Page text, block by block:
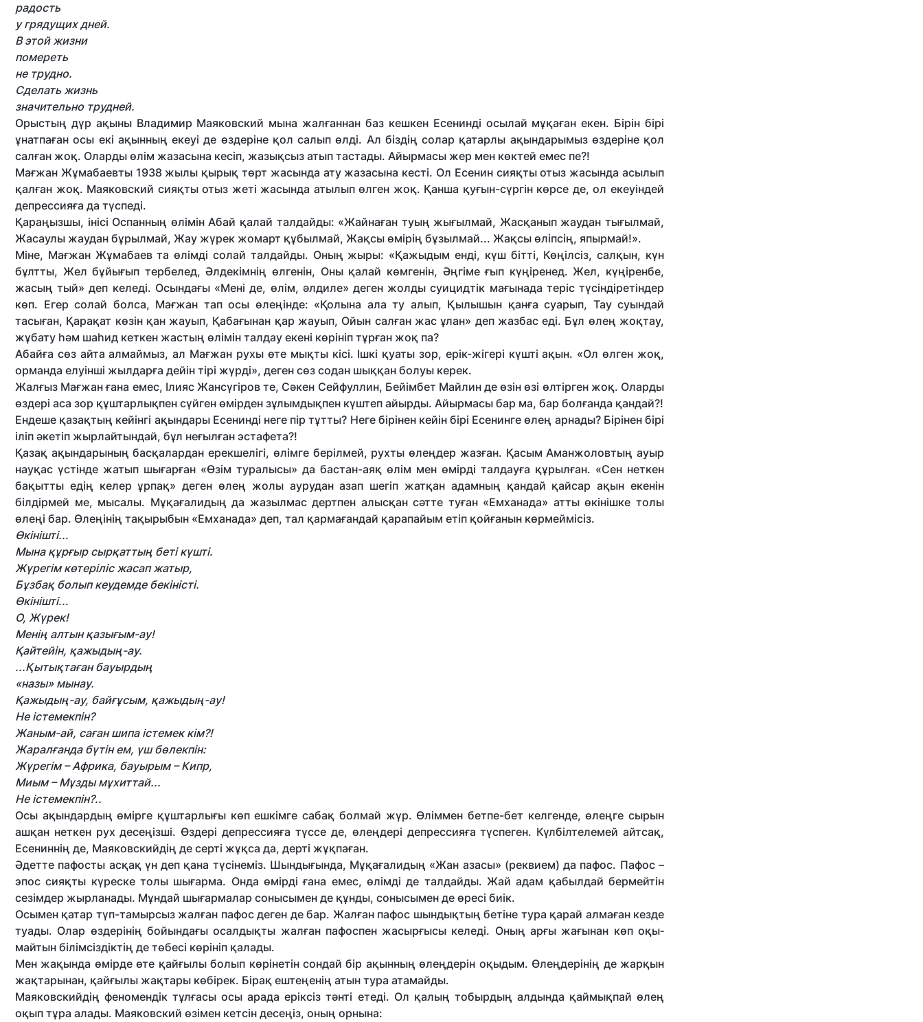
радость
у грядущих дней.
В этой жизни
помереть
не трудно.
Сделать жизнь
значительно трудней.
Орыстың дүр ақыны Владимир Мая­ковский мына жалғаннан баз кешкен Есенинді осылай мұқаған екен. Бірін бірі
ұнатпаған осы екі ақынның екеуі де өздеріне қол салып өлді. Ал біздің солар қатарлы ақындарымыз өздеріне қол
салған жоқ. Оларды өлім жазасына кесіп, жазықсыз атып тастады. Айырмасы жер мен көктей емес пе?!
Мағжан Жұмабаевты 1938 жылы қы­рық төрт жасында ату жазасына кесті. Ол Есенин сияқты отыз жасында асылып
қалған жоқ. Маяковский сияқты отыз жеті жасында атылып өлген жоқ. Қанша қуғын-сүргін көрсе де, ол екеуіндей
депрессияға да түспеді.
Қараңызшы, інісі Оспанның өлімін Абай қалай талдайды: «Жайнаған туың жығылмай, Жасқанып жаудан тығылмай,
Жасаулы жаудан бұрылмай, Жау жүрек жомарт құбылмай, Жақсы өмірің бұзыл­май... Жақсы өліпсің, япырмай!».
Міне, Мағжан Жұмабаев та өлімді солай талдайды. Оның жыры: «Қажыдым енді, күш бітті, Көңілсіз, салқын, күн
бұлтты, Жел бұйығып тербелед, Әлде­кімнің өлгенін, Оны қалай көмгенін, Әңгіме ғып күңіренед. Жел, күңіренбе,
жасың тый» деп келеді. Осындағы «Мені де, өлім, әлдиле» деген жолды суицидтік мағынада теріс түсіндіретіндер
көп. Егер солай болса, Мағжан тап осы өлеңінде: «Қолына ала ту алып, Қылышын қанға суарып, Тау суындай
тасыған, Қарақат көзін қан жауып, Қабағынан қар жауып, Ойын салған жас ұлан» деп жазбас еді. Бұл өлең жоқтау,
жұбату һәм шаһид кеткен жастың өлімін талдау екені көрініп тұр­ған жоқ па?
Абайға сөз айта алмаймыз, ал Мағжан рухы өте мықты кісі. Ішкі қуаты зор, ерік-жігері күшті ақын. «Ол өлген жоқ,
орманда елуінші жылдарға дейін тірі жүрді», деген сөз содан шыққан болуы керек.
Жалғыз Мағжан ғана емес, Ілияс Жан­сүгіров те, Сәкен Сейфуллин, Бейім­бет Майлин де өзін өзі өлтірген жоқ. Оларды
өздері аса зор құштарлықпен сүйген өмірден зұлымдықпен күштеп айырды. Айырмасы бар ма, бар болғанда қандай?!
Ендеше қазақтың кейінгі ақындары Есенинді неге пір тұтты? Неге бірінен кейін бірі Есенинге өлең арнады? Бірінен бірі
іліп әкетіп жырлайтындай, бұл не­ғылған эстафета?!
Қазақ ақындарының басқалардан ерекшелігі, өлімге берілмей, рухты өлеңдер жазған. Қасым Аманжоловтың ауыр
науқас үстінде жатып шығарған «Өзім туралысы» да бастан-аяқ өлім мен өмірді талдауға құрылған. «Сен нет­кен
бақытты едің келер ұрпақ» деген өлең жолы аурудан азап шегіп жатқан адамның қандай қайсар ақын екенін
білдірмей ме, мысалы. Мұқағалидың да жазылмас дертпен алысқан сәтте туған «Емханада» атты өкінішке толы
өлеңі бар. Өлеңінің тақырыбын «Емханада» деп, тал қармағандай қарапайым етіп қойғанын көрмеймісіз.
Өкінішті...
Мына құрғыр сырқаттың беті күшті.
Жүрегім көтеріліс жасап жатыр,
Бұзбақ болып кеудемде бекіністі.
Өкінішті...
О, Жүрек!
Менің алтын қазығым-ау!
Қайтейін, қажыдың-ау.
...Қытықтаған бауырдың
«назы» мынау.
Қажыдың-ау, байғұсым, қажыдың-ау!
He істемекпін?
Жаным-ай, саған шипа істемек кім?!
Жаралғанда бүтін ем, үш бөлекпін:
Жүрегім – Африка, бауырым – Кипр,
Миым – Мұзды мұхиттай...
He істемекпін?..
Осы ақындардың өмірге құштарлығы көп ешкімге сабақ болмай жүр. Өліммен бетпе-бет келгенде, өлеңге сырын
ашқан неткен рух десеңізші. Өздері депрессияға түссе де, өлеңдері депрессияға түспеген. Күлбілтелемей айтсақ,
Есениннің де, Маяковскийдің де серті жұқса да, дерті жұқпаған.
Әдетте пафосты асқақ үн деп қана түсінеміз. Шындығында, Мұқағалидың «Жан азасы» (реквием) да пафос. Пафос –
эпос сияқты күреске толы шығарма. Онда өмірді ғана емес, өлімді де талдайды. Жай адам қабылдай бермейтін
сезімдер жырланады. Мұндай шығармалар сонысымен де құнды, сонысымен де өресі биік.
Осымен қатар түп-тамырсыз жал­ған пафос деген де бар. Жалған пафос шын­дықтың бетіне тура қарай алма­ған кезде
туады. Олар өздерінің бойын­дағы осалдықты жалған пафоспен жасыр­ғысы келеді. Оның арғы жағынан көп оқы­
майтын білімсіздіктің де төбесі кө­рініп қалады.
Мен жақында өмірде өте қайғылы болып көрінетін сондай бір ақынның өлеңдерін оқыдым. Өлеңдерінің де жар­қын
жақтарынан, қайғылы жақтары көбі­рек. Бірақ ештеңенің атын тура атамайды.
Маяковскийдің феномендік тұлғасы осы арада еріксіз тәнті етеді. Ол қалың тобырдың алдында қаймықпай өлең
оқып тұра алады. Маяковский өзімен кетсін десеңіз, оның орнына: